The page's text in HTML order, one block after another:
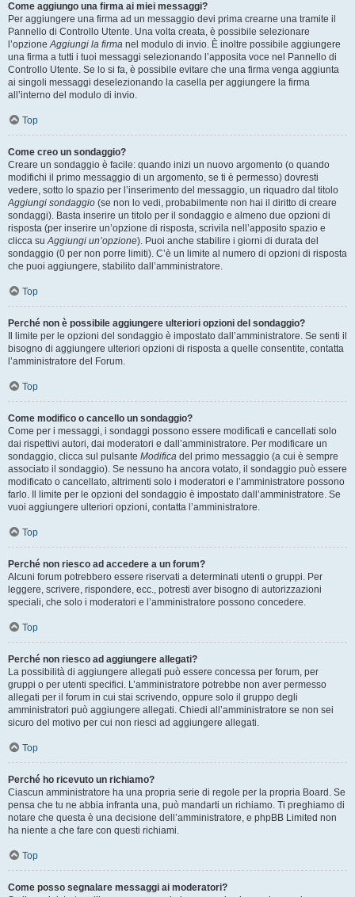
Come aggiungo una firma ai miei messaggi?
Per aggiungere una firma ad un messaggio devi prima crearne una tramite il
Pannello di Controllo Utente. Una volta creata, è possibile selezionare
l’opzioneAggiungi la firma nel modulo di invio. È inoltre possibile aggiungere
una firma a tutti i tuoi messaggi selezionando l’apposita voce nel Pannello di
Controllo Utente. Se lo si fa, è possibile evitare che una firma venga aggiunta
ai singoli messaggi deselezionando la casella per aggiungere la firma
all’interno del modulo di invio.
Top
Come creo un sondaggio?
Creare un sondaggio è facile: quando inizi un nuovo argomento (o quando
modifichi il primo messaggio di un argomento, se ti è permesso) dovresti
vedere, sotto lo spazio per l’inserimento del messaggio, un riquadro dal titolo
Aggiungi sondaggio (se non lo vedi, probabilmente non hai il diritto di creare
sondaggi). Basta inserire un titolo per il sondaggio e almeno due opzioni di
risposta (per inserire un’opzione di risposta, scrivila nell’apposito spazio e
clicca suAggiungi un’opzione). Puoi anche stabilire i giorni di durata del
sondaggio (0 per non porre limiti). C’è un limite al numero di opzioni di risposta
che puoi aggiungere, stabilito dall’amministratore.
Top
Perché non è possibile aggiungere ulteriori opzioni del sondaggio?
Il limite per le opzioni del sondaggio è impostato dall’amministratore. Se senti il
bisogno di aggiungere ulteriori opzioni di risposta a quelle consentite, contatta
l’amministratore del Forum.
Top
Come modifico o cancello un sondaggio?
Come per i messaggi, i sondaggi possono essere modificati e cancellati solo
dai rispettivi autori, dai moderatori e dall’amministratore. Per modificare un
sondaggio, clicca sul pulsante Modifica del primo messaggio (a cui è sempre
associato il sondaggio). Se nessuno ha ancora votato, il sondaggio può essere
modificato o cancellato, altrimenti solo i moderatori e l’amministratore possono
farlo. Il limite per le opzioni del sondaggio è impostato dall’amministratore. Se
vuoi aggiungere ulteriori opzioni, contatta l’amministratore.
Top
Perché non riesco ad accedere a un forum?
Alcuni forum potrebbero essere riservati a determinati utenti o gruppi. Per
leggere, scrivere, rispondere, ecc., potresti aver bisogno di autorizzazioni
speciali, che solo i moderatori e l’amministratore possono concedere.
Top
Perché non riesco ad aggiungere allegati?
La possibilità di aggiungere allegati può essere concessa per forum, per
gruppi o per utenti specifici. L’amministratore potrebbe non aver permesso
allegati per il forum in cui stai scrivendo, oppure solo il gruppo degli
amministratori può aggiungere allegati. Chiedi all’amministratore se non sei
sicuro del motivo per cui non riesci ad aggiungere allegati.
Top
Perché ho ricevuto un richiamo?
Ciascun amministratore ha una propria serie di regole per la propria Board. Se
pensa che tu ne abbia infranta una, può mandarti un richiamo. Ti preghiamo di
notare che questa è una decisione dell’amministratore, e phpBB Limited non
ha niente a che fare con questi richiami.
Top
Come posso segnalare messaggi ai moderatori?